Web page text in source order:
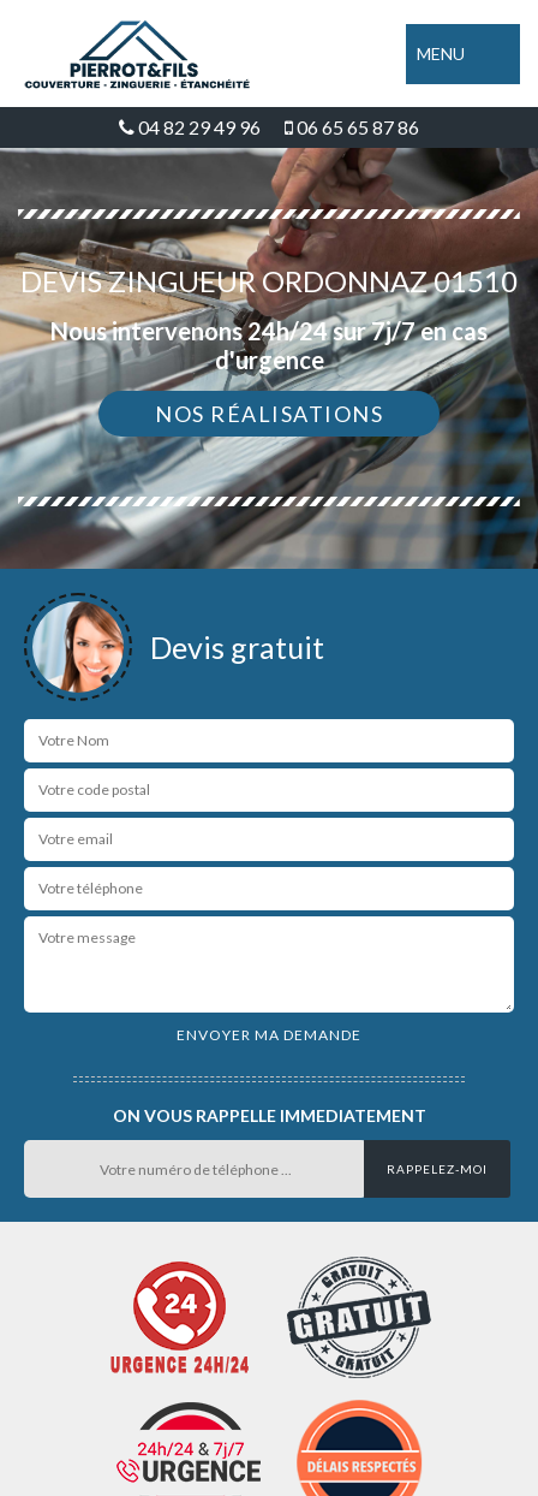
MENU
04 82 29 49 96 06 65 65 87 86
DEVIS ZINGUEUR ORDONNAZ 01510
Nous intervenons 24h/24 sur 7j/7 en cas
d'urgence
NOS RÉALISATIONS
Devis gratuit
ON VOUS RAPPELLE IMMEDIATEMENT